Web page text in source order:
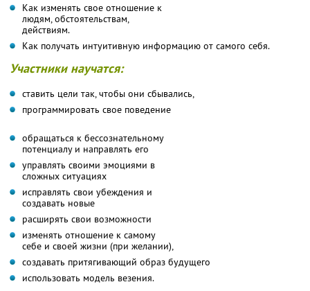
Как изменять свое отношение к
людям, обстоятельствам,
действиям.
Как получать интуитивную информацию от самого себя.
Участники научатся:
ставить цели так, чтобы они сбывались,
программировать свое поведение
обращаться к бессознательному
потенциалу и направлять его
управлять своими эмоциями в
сложных ситуациях
исправлять свои убеждения и
создавать новые
расширять свои возможности
изменять отношение к самому
себе и своей жизни (при желании),
создавать притягивающий образ будущего
использовать модель везения.